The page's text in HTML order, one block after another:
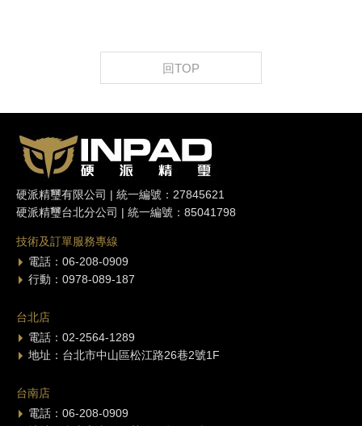
回TOP
硬派精璽有限公司 | 統一編號：27845621
硬派精璽台北分公司 | 統一編號：85041798
技術及訂單服務專線
電話：06-208-0909
行動：0978-089-187
台北店
電話：02-2564-1289
地址：台北市中山區松江路26巷2號1F
台南店
電話：06-208-0909